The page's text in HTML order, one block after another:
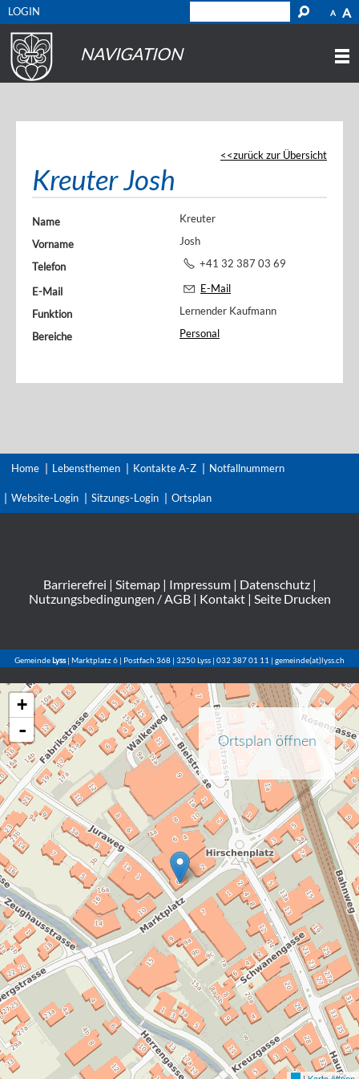
A A
LOGIN
NAVIGATION
zurück zur Übersicht
Kreuter Josh
Name
Kreuter
Vorname
Josh
Telefon
+41 32 387 03 69
E-Mail
E-Mail
Funktion
Lernender Kaufmann
Bereiche
Personal
Home Lebensthemen Kontakte A-Z Notfallnummern
Website-Login Sitzungs-Login Ortsplan
Barrierefrei | Sitemap| Impressum| Datenschutz|
Nutzungsbedingungen / AGB| Kontakt| Seite Drucken
GemeindeLyss| Marktplatz 6 | Postfach 368 | 3250 Lyss | 032 387 01 11 | gemeinde(at)lyss.ch